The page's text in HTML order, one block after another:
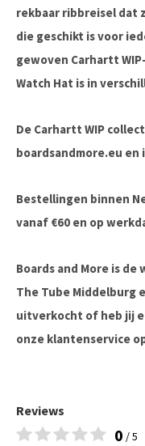
rekbaar ribbreisel dat
die geschikt is voor
gewoven Carhartt
Watch Hat is in
De Carhartt WIP
boardsandmore.eu
Bestellingen binnen
vanaf €60 en op
Boards and More is
The Tube Middelburg
uitverkocht of heb jij
onze klantenservice
Reviews
0 / 5